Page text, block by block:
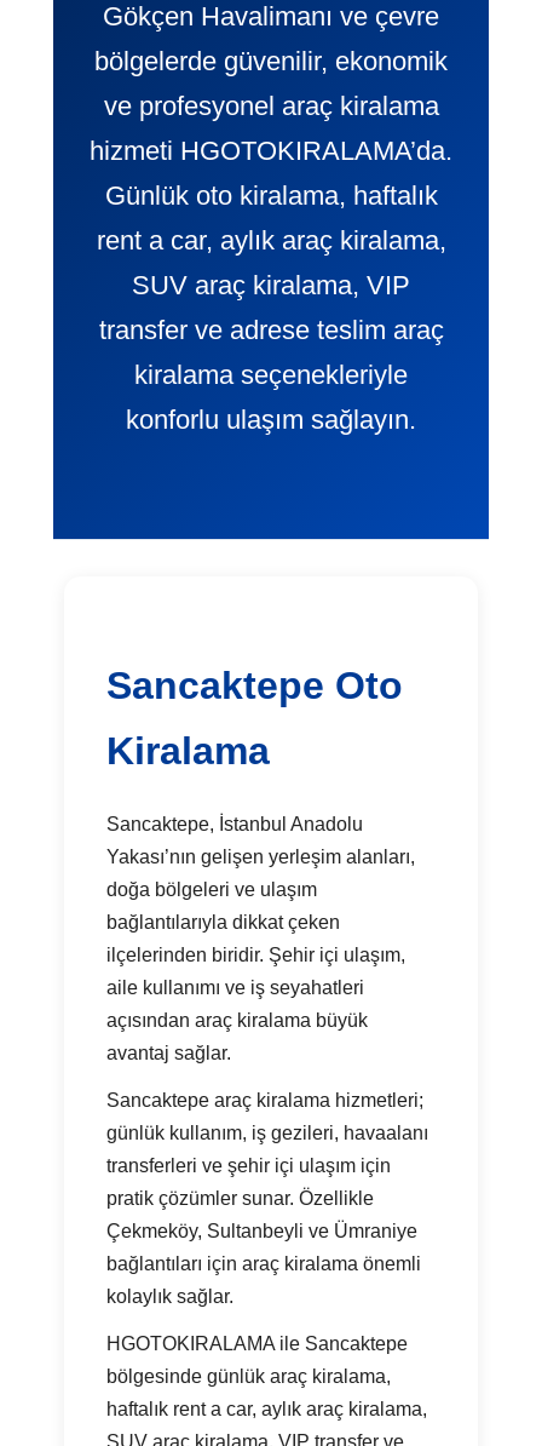
Gökçen Havalimanı ve çevre
bölgelerde güvenilir, ekonomik
ve profesyonel araç kiralama
hizmeti HGOTOKIRALAMA’da.
Günlük oto kiralama, haftalık
rent a car, aylık araç kiralama,
SUV araç kiralama, VIP
transfer ve adrese teslim araç
kiralama seçenekleriyle
konforlu ulaşım sağlayın.
Sancaktepe Oto
Kiralama
Sancaktepe, İstanbul Anadolu
Yakası’nın gelişen yerleşim alanları,
doğa bölgeleri ve ulaşım
bağlantılarıyla dikkat çeken
ilçelerinden biridir. Şehir içi ulaşım,
aile kullanımı ve iş seyahatleri
açısından araç kiralama büyük
avantaj sağlar.
Sancaktepe araç kiralama hizmetleri;
günlük kullanım, iş gezileri, havaalanı
transferleri ve şehir içi ulaşım için
pratik çözümler sunar. Özellikle
Çekmeköy, Sultanbeyli ve Ümraniye
bağlantıları için araç kiralama önemli
kolaylık sağlar.
HGOTOKIRALAMA ile Sancaktepe
bölgesinde günlük araç kiralama,
haftalık rent a car, aylık araç kiralama,
SUV araç kiralama, VIP transfer ve